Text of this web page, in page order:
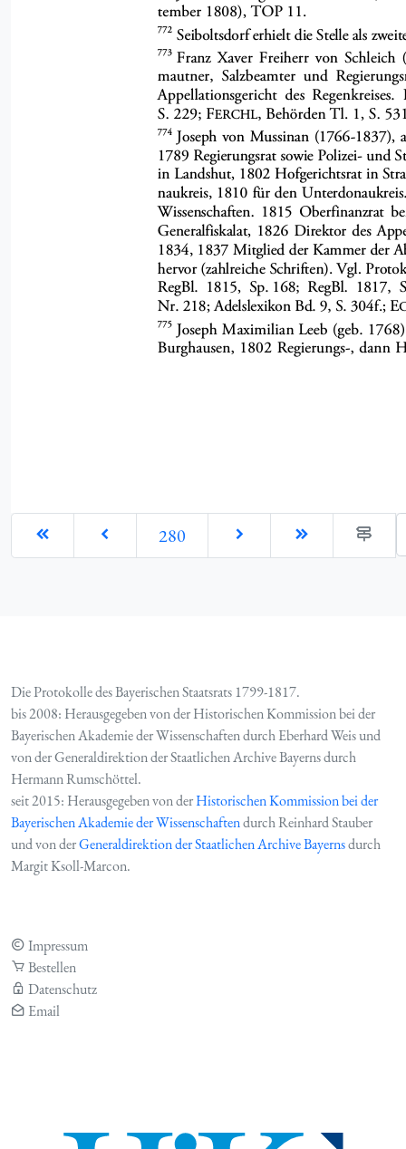
280
Die Protokolle des Bayerischen Staatsrats 1799-1817.
bis 2008: Herausgegeben von der Historischen Kommission bei der
Bayerischen Akademie der Wissenschaften durch Eberhard Weis und
von der Generaldirektion der Staatlichen Archive Bayerns durch
Hermann Rumschöttel.
seit 2015: Herausgegeben von derHistorischen Kommission bei der
Bayerischen Akademie der Wissenschaftendurch Reinhard Stauber
und von derGeneraldirektion der Staatlichen Archive Bayernsdurch
Margit Ksoll-Marcon.
Impressum
Bestellen
Datenschutz
Email